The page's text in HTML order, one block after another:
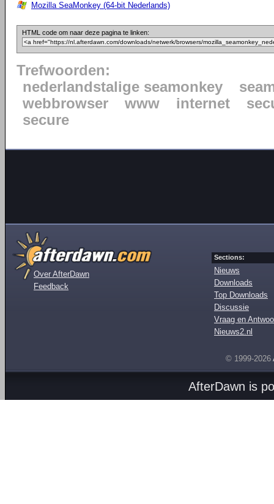
Mozilla SeaMonkey (64-bit Nederlands)
HTML code om naar deze pagina te linken:
Trefwoorden:
nederlandstalige seamonkey
webbrowser
www internet
secure
Over AfterDawn
Feedback
Sections:
Nieuws
Downloads
Top Downloads
Discussie
Vraag en
Nieuws2.nl
© 1999-2026
AfterDawn is